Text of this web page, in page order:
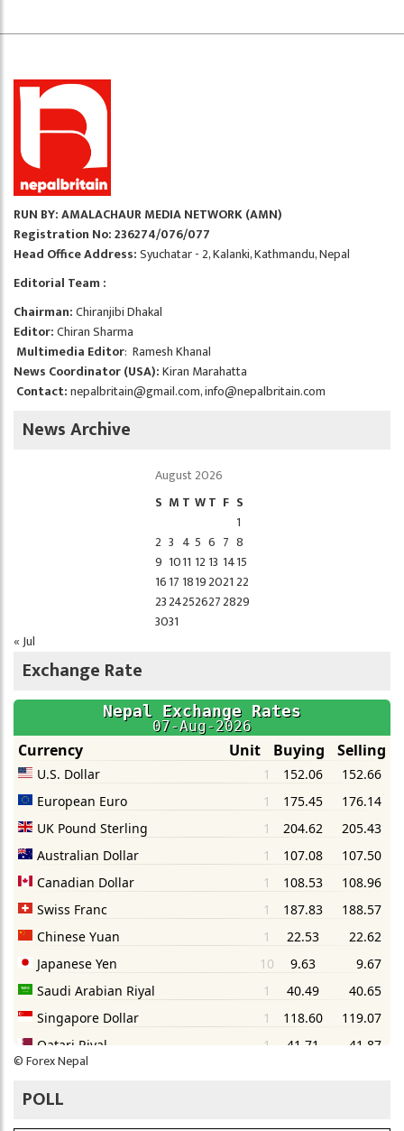
RUN BY: AMALACHAUR MEDIA NETWORK (AMN)
Registration No: 236274/076/077
Head Office Address:Syuchatar - 2, Kalanki, Kathmandu, Nepal
Editorial Team :
Chairman:Chiranjibi Dhakal
Editor:Chiran Sharma
Multimedia Editor: Ramesh Khanal
News Coordinator (USA):Kiran Marahatta
Contact:nepalbritain@gmail.com,info@nepalbritain.com
News Archive
August 2026
S M T WT F S
1
2 3 4 5 6 7 8
9 1011 12 13 1415
1617 1819202122
23242526272829
3031
« Jul
Exchange Rate
©Forex Nepal
POLL